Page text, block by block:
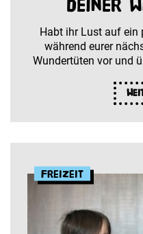
deiner
Habt ihr Lust auf ein
während eurer
Wundertüten vor und
Freizeit